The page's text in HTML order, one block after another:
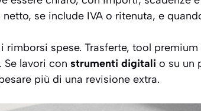
se include IVA o ritenuta, e
rimborsi spese. Trasferte, tool
Se lavori con strumenti digitali o su un
più di una revisione extra.